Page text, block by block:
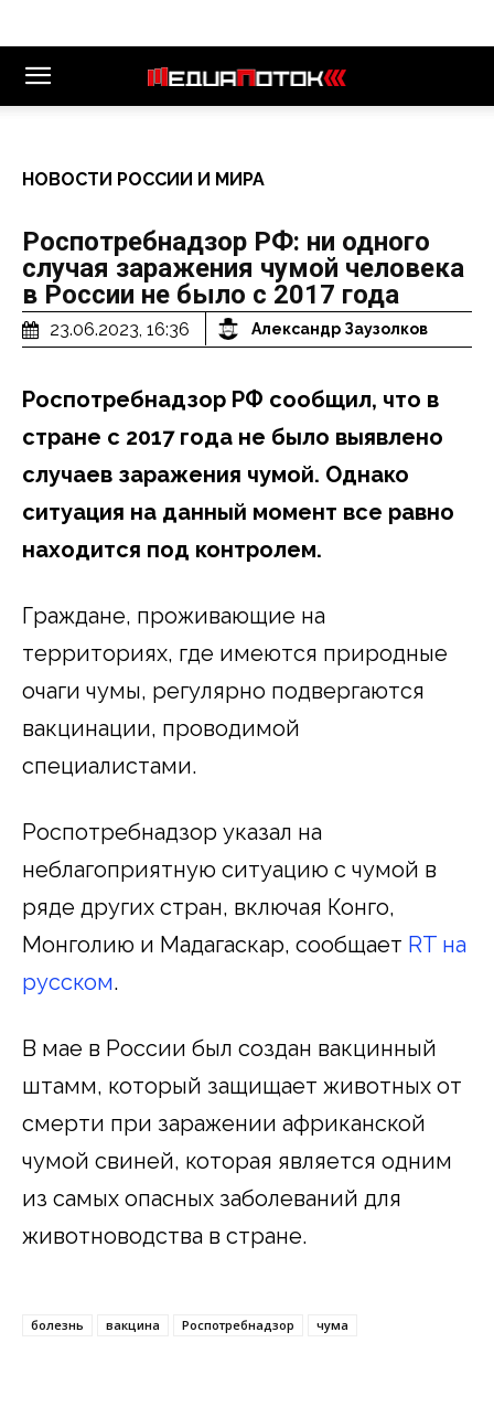
НОВОСТИ РОССИИ И МИРА
Роспотребнадзор РФ: ни одного
случая заражения чумой человека
в России не было с 2017 года
23.06.2023, 16:36 Александр Заузолков
Роспотребнадзор РФ сообщил, что в
стране с 2017 года не было выявлено
случаев заражения чумой. Однако
ситуация на данный момент все равно
находится под контролем.
Граждане, проживающие на
территориях, где имеются природные
очаги чумы, регулярно подвергаются
вакцинации, проводимой
специалистами.
Роспотребнадзор указал на
неблагоприятную ситуацию с чумой в
ряде других стран, включая Конго,
Монголию и Мадагаскар, сообщает RT на
русском.
В мае в России был создан вакцинный
штамм, который защищает животных от
смерти при заражении африканской
чумой свиней, которая является одним
из самых опасных заболеваний для
животноводства в стране.
болезнь вакцина Роспотребнадзор чума